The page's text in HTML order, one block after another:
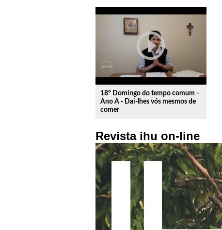
play_circle_outline
18º Domingo do tempo comum -
Ano A - Dai-lhes vós mesmos de
comer
Revista ihu on-line